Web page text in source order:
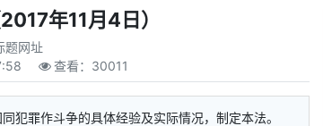
年11月4日）
题网址
查看： 30011
犯罪作斗争的具体经验及实际情况，制定本法。